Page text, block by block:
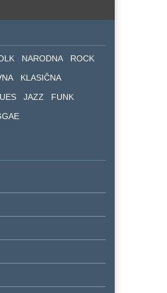
NARODNA
ROCK
KLASIČNA
JAZZ
FUNK